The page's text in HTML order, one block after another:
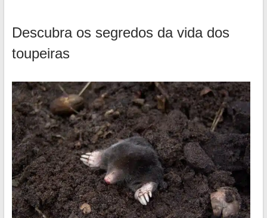
Descubra os segredos da vida dos
toupeiras